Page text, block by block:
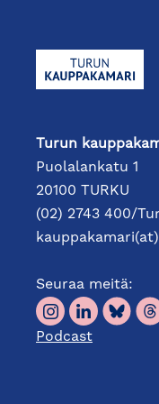
Turun
Puolalankatu 1
20100 TURKU
(02) 2743 400/
Seuraa meitä:
Podcast